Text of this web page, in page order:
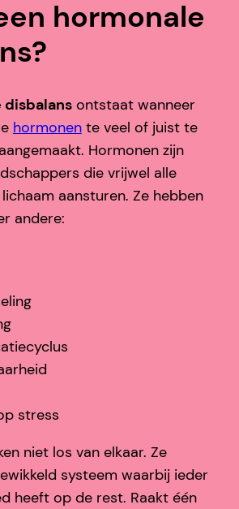
hormonale
disbalansontstaat wanneer
hormonente veel of juist te
Hormonen zijn
die vrijwel alle
aansturen. Ze hebben
andere:
stress
niet los van elkaar. Ze
systeem waarbij ieder
heeft op de rest. Raakt één